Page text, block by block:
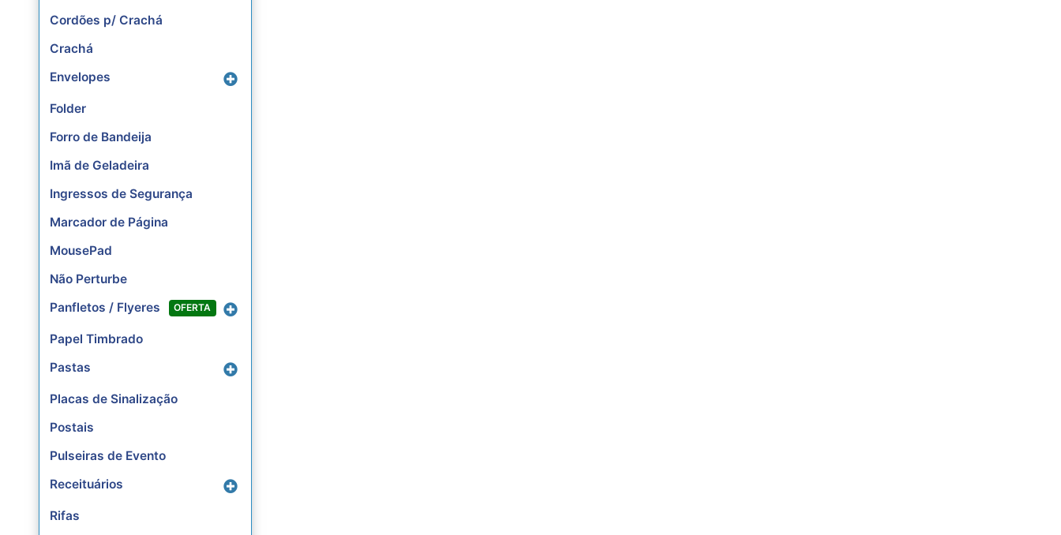
Cordões p/ Crachá
Crachá
Envelopes
Folder
Forro de Bandeija
Imã de Geladeira
Ingressos de Segurança
Marcador de Página
MousePad
Não Perturbe
OFERTA
Panfletos / Flyeres
Papel Timbrado
Pastas
Placas de Sinalização
Postais
Pulseiras de Evento
Receituários
Rifas